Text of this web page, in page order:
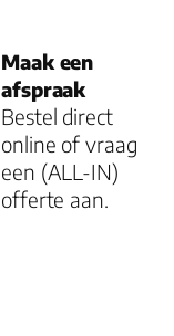
Garantie
Maak een
afspraak
Bestel direct
online of vraag
een (ALL-IN)
offerte aan.